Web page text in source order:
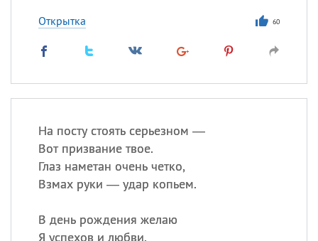
Открытка 60
На посту стоять серьезном —
Вот призвание твое.
Глаз наметан очень четко,
Взмах руки — удар копьем.
В день рождения желаю
Я успехов и любви.